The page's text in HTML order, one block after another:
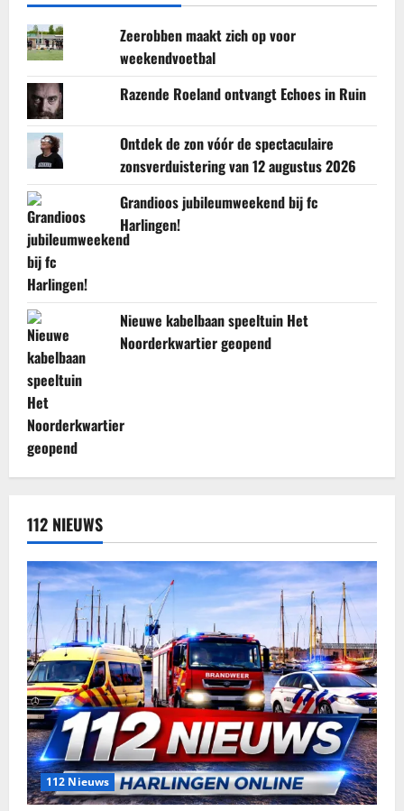
Zeerobben maakt zich op voor
weekendvoetbal
Razende Roeland ontvangt Echoes in Ruin
Ontdek de zon vóór de spectaculaire
zonsverduistering van 12 augustus 2026
Grandioos jubileumweekend bij fc
Harlingen!
Nieuwe kabelbaan speeltuin Het
Noorderkwartier geopend
112 NIEUWS
112 Nieuws